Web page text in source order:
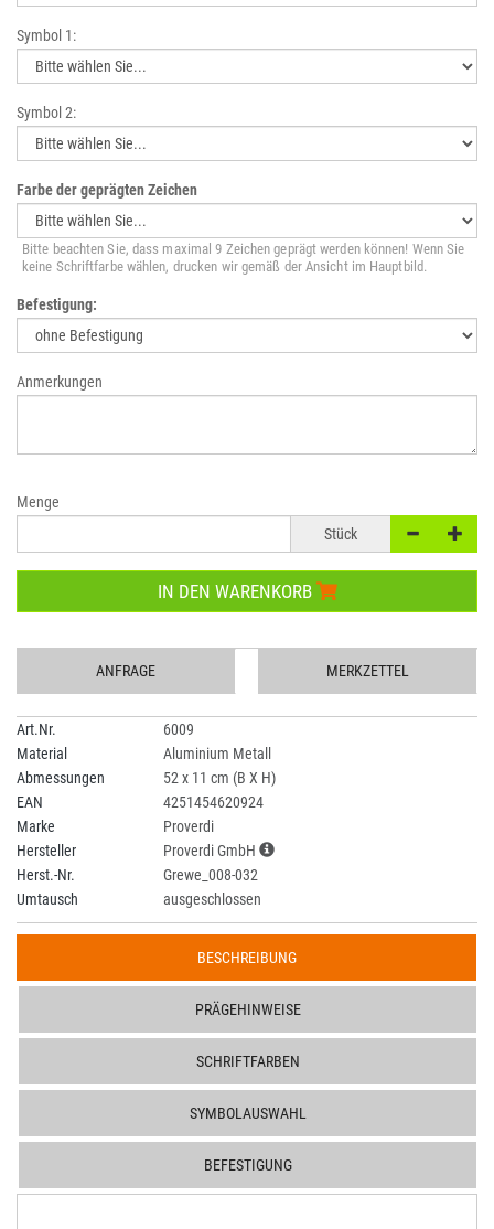
Symbol 1:
Symbol 2:
Farbe der geprägten Zeichen
Bitte beachten Sie, dass maximal 9 Zeichen geprägt werden können! Wenn Sie
keine Schriftfarbe wählen, drucken wir gemäß der Ansicht im Hauptbild.
Befestigung:
Anmerkungen
Menge
Stück
IN DEN WARENKORB
ANFRAGE MERKZETTEL
Art.Nr.
6009
Material
Aluminium Metall
Abmessungen
52 x 11 cm (B X H)
EAN
4251454620924
Marke
Proverdi
Hersteller
Proverdi GmbH
Herst.-Nr.
Grewe_008-032
Umtausch
ausgeschlossen
BESCHREIBUNG
PRÄGEHINWEISE
SCHRIFTFARBEN
SYMBOLAUSWAHL
BEFESTIGUNG